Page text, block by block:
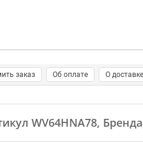
заказ Об оплате О доставке
WV64HNA78,